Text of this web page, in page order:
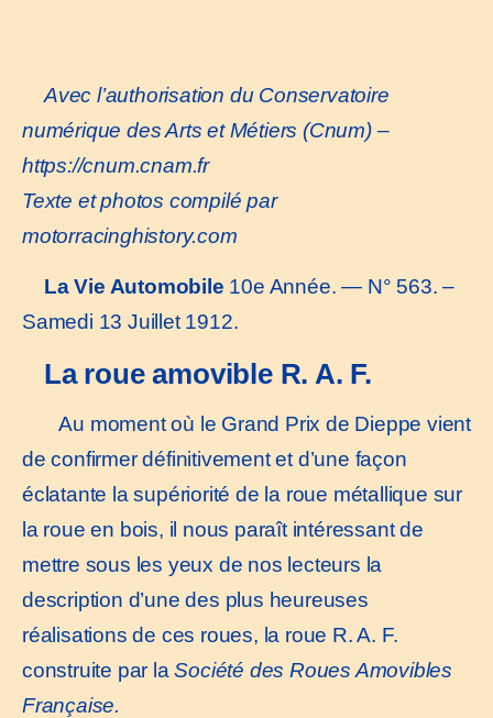
Avec l’authorisation du Conservatoire
numérique des Arts et Métiers (Cnum) –
https://cnum.cnam.fr
Texte et photos compilé par
motorracinghistory.com
La Vie Automobile 10e Année. — N° 563. –
Samedi 13 Juillet 1912.
La roue amovible R. A. F.
Au moment où le Grand Prix de Dieppe vient
de confirmer définitivement et d’une façon
éclatante la supériorité de la roue métallique sur
la roue en bois, il nous paraît intéressant de
mettre sous les yeux de nos lecteurs la
description d’une des plus heureuses
réalisations de ces roues, la roue R. A. F.
construite par laSociété des Roues Amovibles
Française.